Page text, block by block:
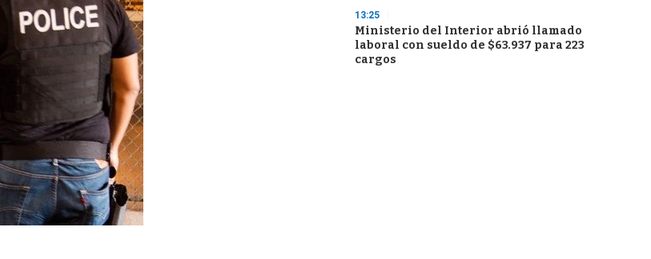
13:25
Ministerio del Interior abrió llamado
laboral con sueldo de $63.937 para 223
cargos